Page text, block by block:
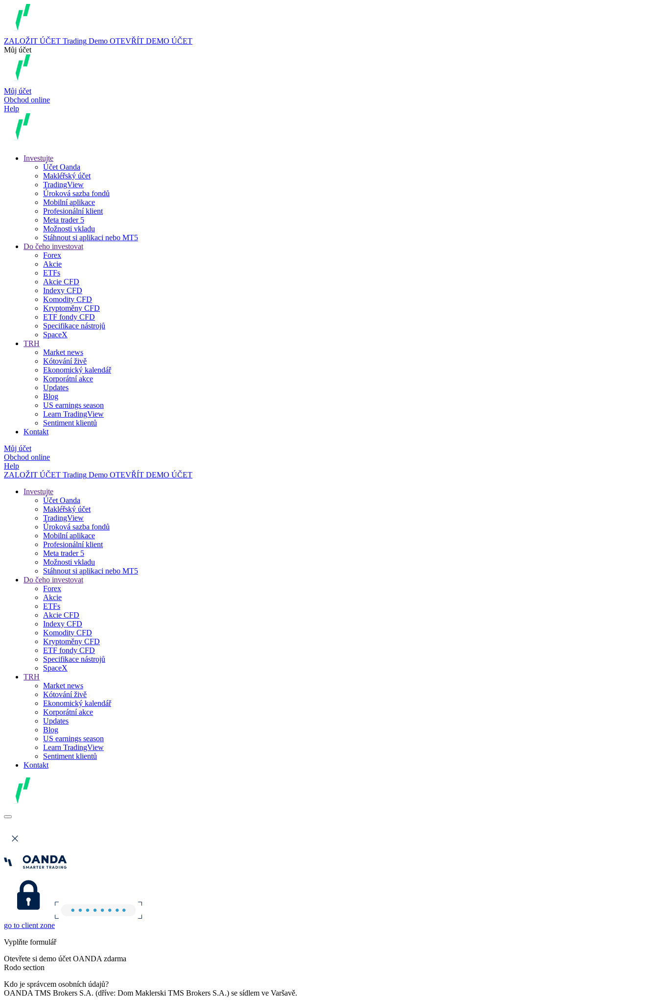
ZALOŽIT ÚČET Trading Demo OTEVŘÍT DEMO ÚČET
Můj účet
Můj účet
Obchod online
Help
Investujte
Účet Oanda
Makléřský účet
TradingView
Úroková sazba fondů
Mobilní aplikace
Profesionální klient
Meta trader 5
Možnosti vkladu
Stáhnout si aplikaci nebo MT5
Do čeho investovat
Forex
Akcie
ETFs
Akcie CFD
Indexy CFD
Komodity CFD
Kryptoměny CFD
ETF fondy CFD
Specifikace nástrojů
SpaceX
TRH
Market news
Kótování živě
Ekonomický kalendář
Korporátní akce
Updates
Blog
US earnings season
Learn TradingView
Sentiment klientů
Kontakt
Můj účet
Obchod online
Help
ZALOŽIT ÚČET Trading Demo OTEVŘÍT DEMO ÚČET
Investujte
Účet Oanda
Makléřský účet
TradingView
Úroková sazba fondů
Mobilní aplikace
Profesionální klient
Meta trader 5
Možnosti vkladu
Stáhnout si aplikaci nebo MT5
Do čeho investovat
Forex
Akcie
ETFs
Akcie CFD
Indexy CFD
Komodity CFD
Kryptoměny CFD
ETF fondy CFD
Specifikace nástrojů
SpaceX
TRH
Market news
Kótování živě
Ekonomický kalendář
Korporátní akce
Updates
Blog
US earnings season
Learn TradingView
Sentiment klientů
Kontakt
go to client zone
Vyplňte formulář
Otevřete si demo účet OANDA zdarma
Rodo section
Kdo je správcem osobních údajů?
OANDA TMS Brokers S.A. (dříve: Dom Maklerski TMS Brokers S.A.) se sídlem ve Varšavě.